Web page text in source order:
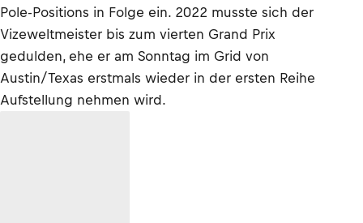
Pole-Positions in Folge ein. 2022 musste sich der
Vizeweltmeister bis zum vierten Grand Prix
gedulden, ehe er am Sonntag im Grid von
Austin/Texas erstmals wieder in der ersten Reihe
Aufstellung nehmen wird.